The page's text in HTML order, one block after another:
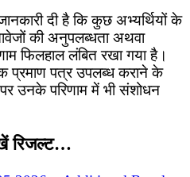
दी है कि कुछ अभ्यर्थियों के
की अनुपलब्धता अथवा
फिलहाल लंबित रखा गया है।
प्रमाण पत्र उपलब्ध कराने के
उनके परिणाम में भी संशोधन
रिजल्ट…